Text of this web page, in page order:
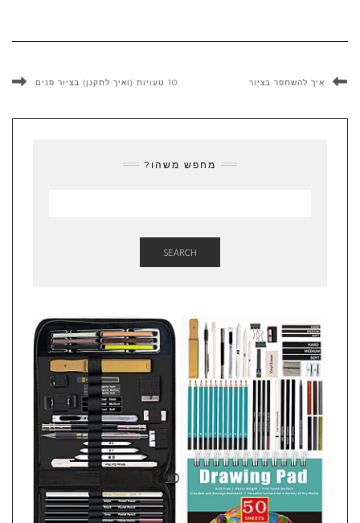
איך להשתפר בציור 10 טעויות (ואיך לתקנן) בציור פנים
מחפש משהו?
SEARCH